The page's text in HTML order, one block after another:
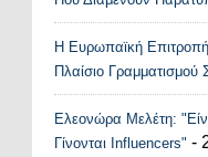
Η Ευρωπαϊκή
Πλαίσιο
Ελεονώρα Μελέτη:
Γίνονται Influencers" -